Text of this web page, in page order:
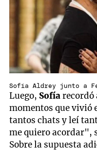
Sofía Aldrey junto a
Luego, Sofíarecordó
momentos que vivió
tantos chats y leí
me quiero acordar",
Sobre la supuesta